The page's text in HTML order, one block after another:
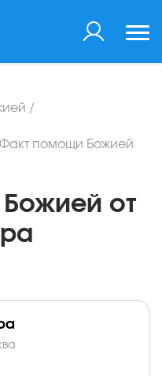
/
Факт помощи Божией
от